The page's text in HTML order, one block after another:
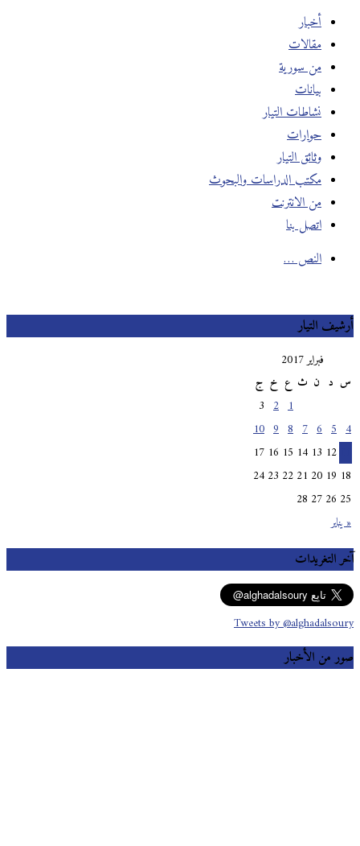
أخبار
مقالات
من سورية
بيانات
نشاطات التيار
حوارات
وثائق التيار
مكتب الدراسات والبحوث
من الانترنت
اتصل بنا
النص …
أرشيف التيار
فبراير 2017
س
ث خ ج
« يناير
10
12
13
14
15
16
17
18
19
20
21
22
23
24
25
26
27
28
آخر التغريدات
Tweets by @alghadalsoury
صور من الأخبار